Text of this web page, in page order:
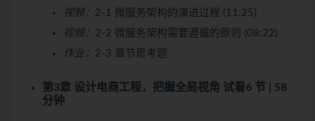
视频： 2-1 微服务架构的演进过程 (11:25)
视频： 2-2 微服务架构需要遵循的原则 (08:22)
作业： 2-3 章节思考题
第3章 设计电商工程，把握全局视角 试看6 节 | 58
分钟